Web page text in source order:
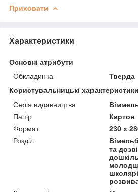
Приховати
Характеристики
Основні атрибути
Обкладинка
Тверда
Користувальницькі характеристики
Серія видавництва
Папір
Картон
Формат
230 x
Розділ
та